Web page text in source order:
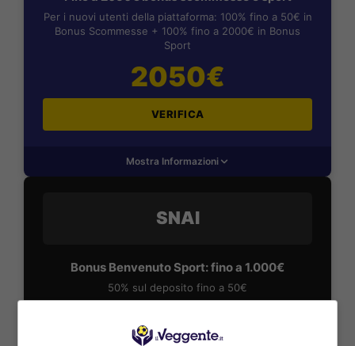
Per i nuovi utenti della piattaforma: 100% fino a 50€ in
Bonus Scommesse + 100% fino a 2000€ in Bonus
Sport
2050€
VERIFICA
Mostra Informazioni
SNAI
Bonus Benvenuto Sport: fino a 1.000€
50% sul deposito fino a 50€
1000€